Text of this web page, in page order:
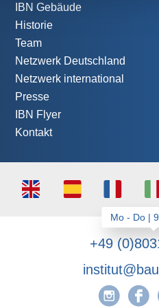
IBN Gebäude
Historie
Team
Netzwerk Deutschland
Netzwerk international
Presse
IBN Flyer
Kontakt
+49